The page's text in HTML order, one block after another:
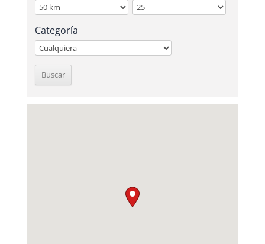
Categoría